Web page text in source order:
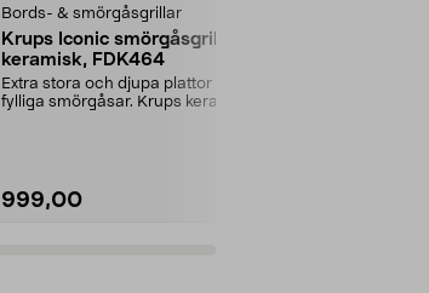
Bords- & smörgåsgrillar
Krups Iconic smörgåsgrill
keramisk, FDK464
Extra stora och djupa plattor för
fylliga smörgåsar. Krups keramisk
999,00